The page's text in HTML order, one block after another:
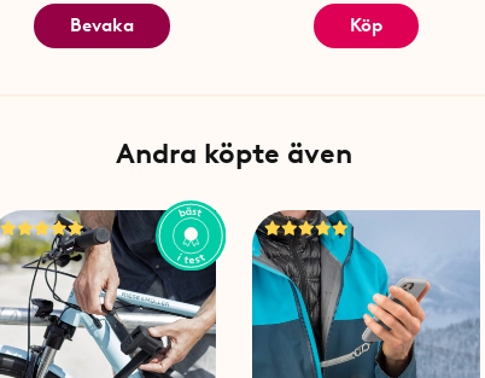
Bevaka
Köp
Andra köpte även